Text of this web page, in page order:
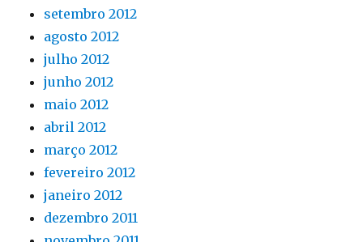
setembro 2012
agosto 2012
julho 2012
junho 2012
maio 2012
abril 2012
março 2012
fevereiro 2012
janeiro 2012
dezembro 2011